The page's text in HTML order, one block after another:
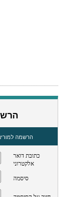
הרשמה
כתובת דואר
אלקטרוני
סיסמה